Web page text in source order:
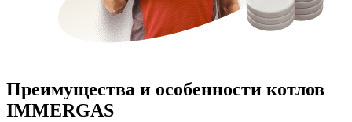
Преимущества и особенности котлов
IMMERGAS